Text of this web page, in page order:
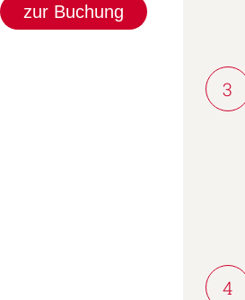
zur Buchung
3
4